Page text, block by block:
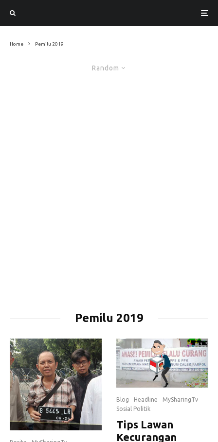
Home Pemilu 2019
Random
Pemilu 2019
Blog Headline
MySharingTv
Sosial Politik
Tips Lawan
Kecurangan